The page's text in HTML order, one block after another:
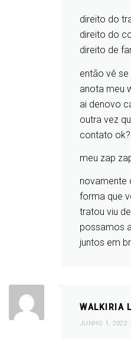
direito do
direito do
direito de
então vê
anota meu
ai denovo
outra vez
contato ok?
meu zap
novamente
forma que
tratou viu
possamos
juntos em
WALKIRIA
JUNHO 1, 2022